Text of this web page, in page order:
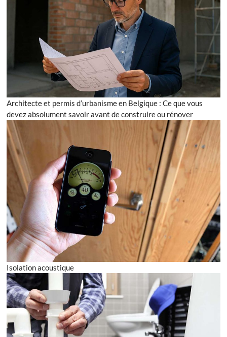
Architecte et permis d’urbanisme en Belgique : Ce que vous
devez absolument savoir avant de construire ou rénover
Isolation acoustique